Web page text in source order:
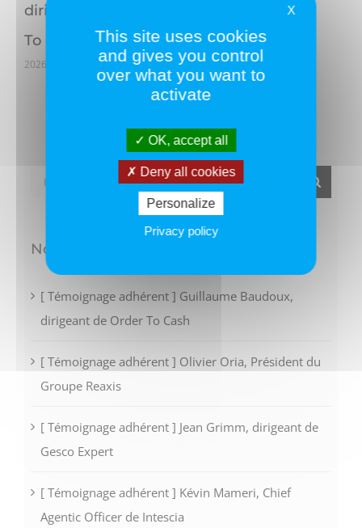
dirigeant de Order
To Cash
2026/07/06
Groupe Reaxis
2026/07/06
Rechercher:
Nos derniers articles
[ Témoignage adhérent ] Guillaume Baudoux,
dirigeant de Order To Cash
[ Témoignage adhérent ] Olivier Oria, Président du
Groupe Reaxis
[ Témoignage adhérent ] Jean Grimm, dirigeant de
Gesco Expert
[ Témoignage adhérent ] Kévin Mameri, Chief
Agentic Officer de Intescia
X
This site uses cookies
and gives you control
over what you want to
activate
OK, accept all
Deny all cookies
Personalize
Privacy policy